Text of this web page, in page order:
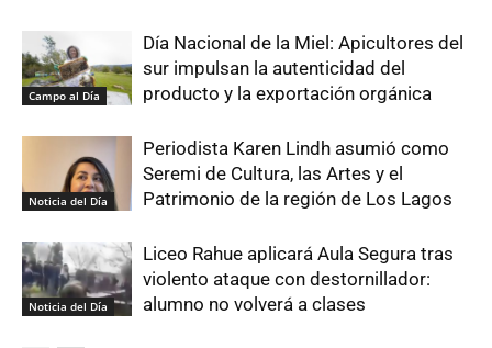
Campo al Día
Día Nacional de la Miel: Apicultores del
sur impulsan la autenticidad del
producto y la exportación orgánica
Noticia del Día
Periodista Karen Lindh asumió como
Seremi de Cultura, las Artes y el
Patrimonio de la región de Los Lagos
Noticia del Día
Liceo Rahue aplicará Aula Segura tras
violento ataque con destornillador:
alumno no volverá a clases